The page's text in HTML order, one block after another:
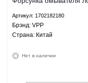
Артикул: 1702182180
Брэнд: VPP
Страна: Китай
Нет в наличии